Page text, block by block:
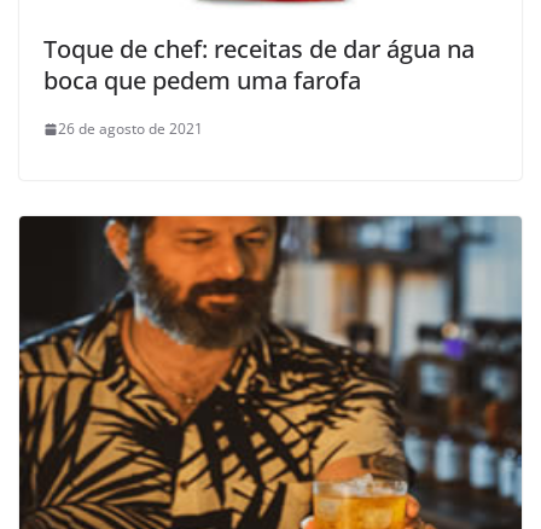
Toque de chef: receitas de dar água na
boca que pedem uma farofa
26 de agosto de 2021